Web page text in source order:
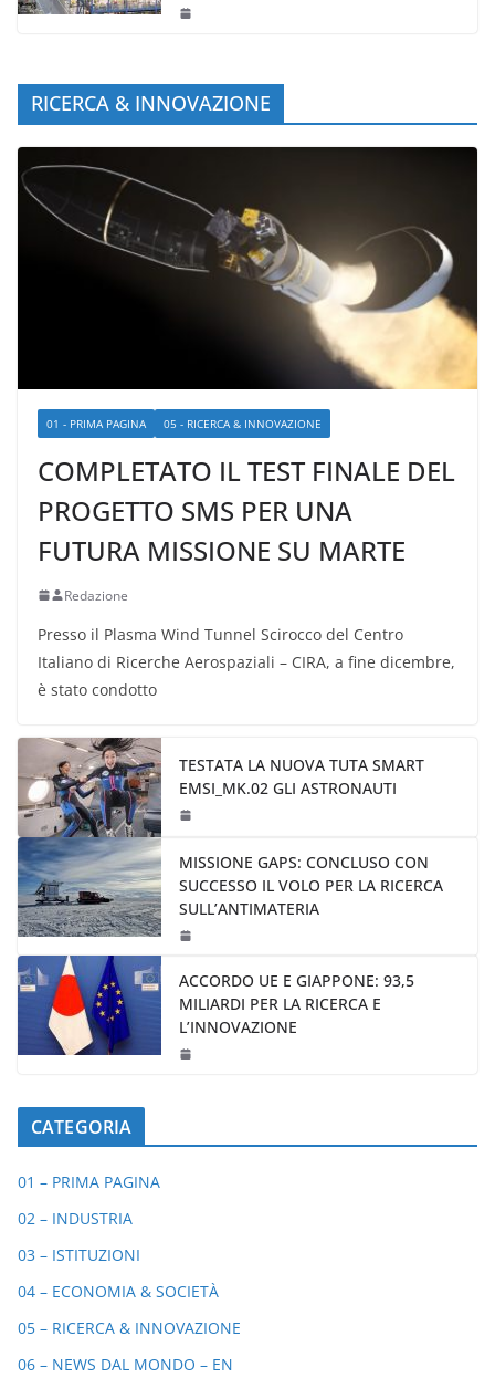
RICERCA & INNOVAZIONE
01 - PRIMA PAGINA 05 - RICERCA & INNOVAZIONE
COMPLETATO IL TEST FINALE DEL
PROGETTO SMS PER UNA
FUTURA MISSIONE SU MARTE
Redazione
Presso il Plasma Wind Tunnel Scirocco del Centro
Italiano di Ricerche Aerospaziali – CIRA, a fine dicembre,
è stato condotto
TESTATA LA NUOVA TUTA SMART
EMSI_MK.02 GLI ASTRONAUTI
MISSIONE GAPS: CONCLUSO CON
SUCCESSO IL VOLO PER LA RICERCA
SULL’ANTIMATERIA
ACCORDO UE E GIAPPONE: 93,5
MILIARDI PER LA RICERCA E
L’INNOVAZIONE
CATEGORIA
01 – PRIMA PAGINA
02 – INDUSTRIA
03 – ISTITUZIONI
04 – ECONOMIA & SOCIETÀ
05 – RICERCA & INNOVAZIONE
06 – NEWS DAL MONDO – EN